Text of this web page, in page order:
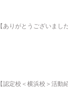
【ありがとうございま
【認定校＜横浜校＞活